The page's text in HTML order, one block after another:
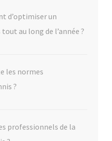
d’optimiser un
au long de l’année ?
les normes
?
professionnels de la